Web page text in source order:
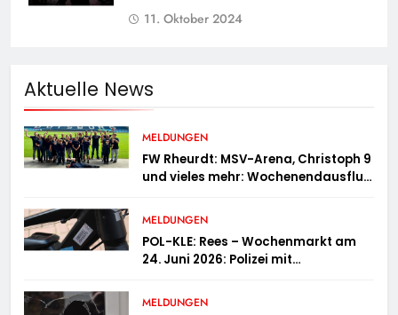
11. Oktober 2024
Aktuelle News
MELDUNGEN
FW Rheurdt: MSV-Arena, Christoph 9
und vieles mehr: Wochenendausflug
MELDUNGEN
POL-KLE: Rees – Wochenmarkt am
24. Juni 2026: Polizei mit
Fahrradcodierung möglich
MELDUNGEN